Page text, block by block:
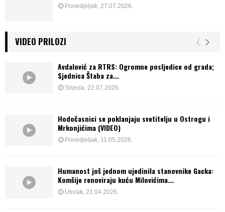
Ponedjeljak, 27.07.2026.
VIDEO PRILOZI
Avdalović za RTRS: Ogromne posljedice od grada;
Sjednica Štaba za...
Srijeda, 22.07.2026.
Hodočasnici se poklanjaju svetitelju u Ostrogu i
Mrkonjićima (VIDEO)
Ponedjeljak, 11.05.2026.
Humanost još jednom ujedinila stanovnike Gacka:
Komšije renoviraju kuću Milovićima...
Utorak, 21.04.2026.